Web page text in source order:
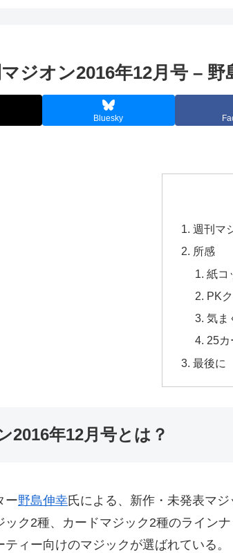
ジオン2016年12月号 – 野
Bluesky
週刊マ
所感
紙コ
PK
気ま
25
最後に
2016年12月号とは？
ー野島伸幸氏による、新作・未発表マ
ック2種、カードマジック2種のラインナ
ィー向けのマジックが選ばれている。